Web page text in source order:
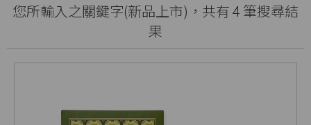
您所輸入之關鍵字(新品上市)，共有 4 筆搜尋結
果